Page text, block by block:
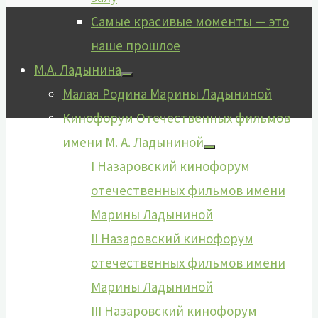
Самые красивые моменты — это
наше прошлое
М.А. Ладынина
Малая Родина Марины Ладыниной
Кинофорум Отечественных фильмов
имени М. А. Ладыниной
I Назаровский кинофорум
отечественных фильмов имени
Марины Ладыниной
II Назаровский кинофорум
отечественных фильмов имени
Марины Ладыниной
III Назаровский кинофорум